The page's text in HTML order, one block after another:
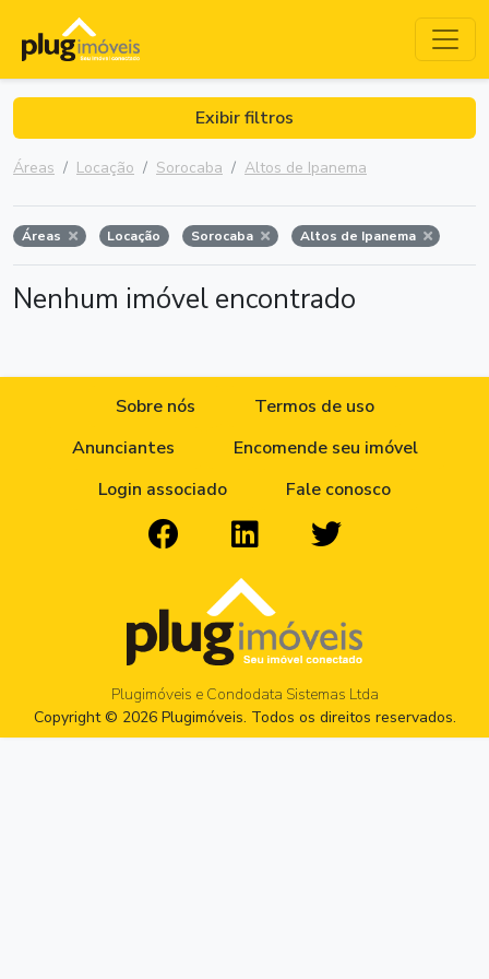
Exibir filtros
Áreas Locação Sorocaba Altos de Ipanema
Áreas Locação Sorocaba Altos de Ipanema
Nenhum imóvel encontrado
Sobre nós
Termos de uso
Anunciantes
Encomende seu imóvel
Login associado
Fale conosco
Plugimóveis e Condodata Sistemas Ltda
Copyright © 2026 Plugimóveis. Todos os direitos reservados.